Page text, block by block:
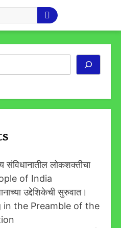
संविधानातील लोकशक्तीचा
of India
उद्देशिकेची सुरुवात।
in the Preamble of the